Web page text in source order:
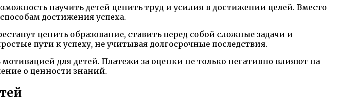
научить детей ценить труд и усилия в достижении целей. Вместо
достижения успеха.
ценить образование, ставить перед собой сложные задачи и
пути к успеху, не учитывая долгосрочные последствия.
для детей. Платежи за оценки не только негативно влияют на
о ценности знаний.